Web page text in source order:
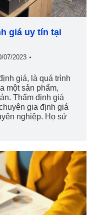
giá uy tín tại
07/2023
giá, là quá trình
một sản phẩm,
Thẩm định giá
gia định giá
nghiệp. Họ sử